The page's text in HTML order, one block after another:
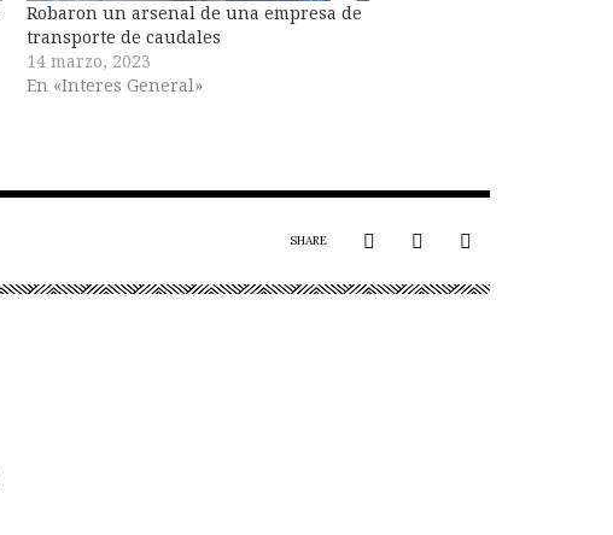
Robaron un arsenal de una empresa de
transporte de caudales
14 marzo, 2023
En «Interes General»
SHARE